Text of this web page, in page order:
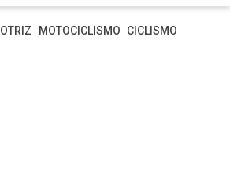
MOTOCICLISMO CICLISMO